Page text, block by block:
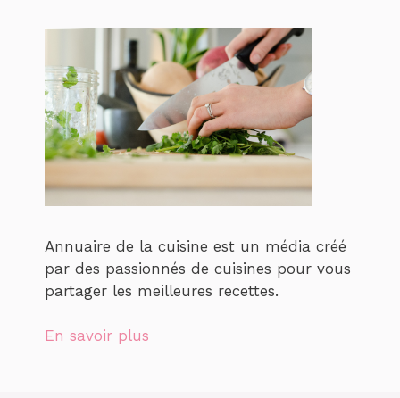
Annuaire de la cuisine est un média créé
par des passionnés de cuisines pour vous
partager les meilleures recettes.
En savoir plus